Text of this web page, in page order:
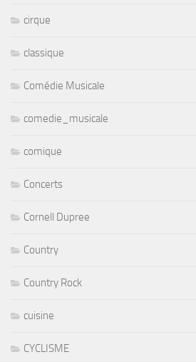
cirque
classique
Comédie Musicale
comedie_musicale
comique
Concerts
Cornell Dupree
Country
Country Rock
cuisine
CYCLISME